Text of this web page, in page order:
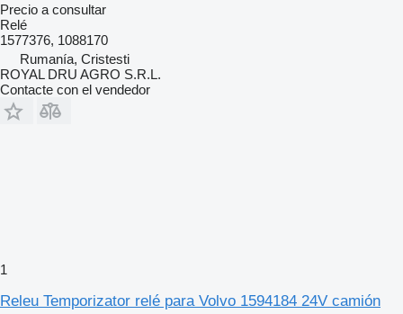
Precio a consultar
Relé
1577376, 1088170
Rumanía, Cristesti
ROYAL DRU AGRO S.R.L.
Contacte con el vendedor
1
Releu Temporizator relé para Volvo 1594184 24V camión